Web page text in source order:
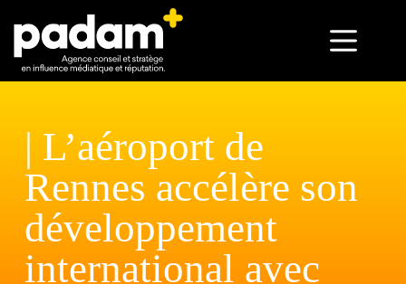
| L’aéroport de
Rennes accélère son
développement
international avec